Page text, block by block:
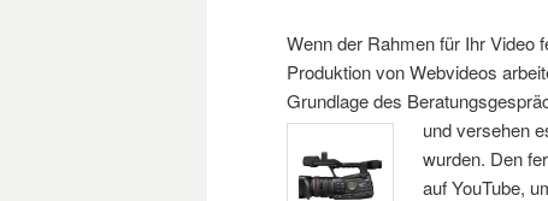
Wenn der Rahmen für Ihr Video
Produktion von Webvideos
Grundlage des
und versehen
wurden. Den
auf YouTube,